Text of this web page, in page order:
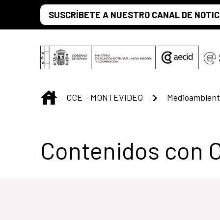
Saltar al contenido principal
SUSCRÍBETE A NUESTRO CANAL DE
INICIO
CCE - MONTEVIDEO
Centro Cultural
Contenidos con